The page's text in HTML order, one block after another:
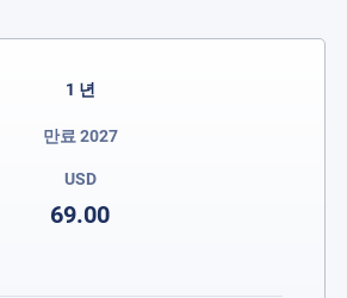
1 년
만료 2027
USD
69.00